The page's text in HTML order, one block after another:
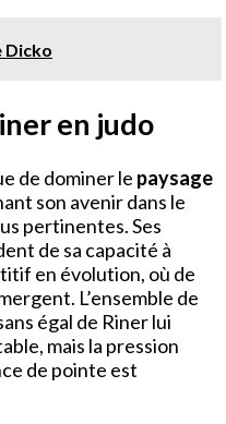
Dicko
en judo
de dominer le paysage
son avenir dans le
pertinentes. Ses
de sa capacité à
en évolution, où de
L’ensemble de
égal de Riner lui
mais la pression
de pointe est